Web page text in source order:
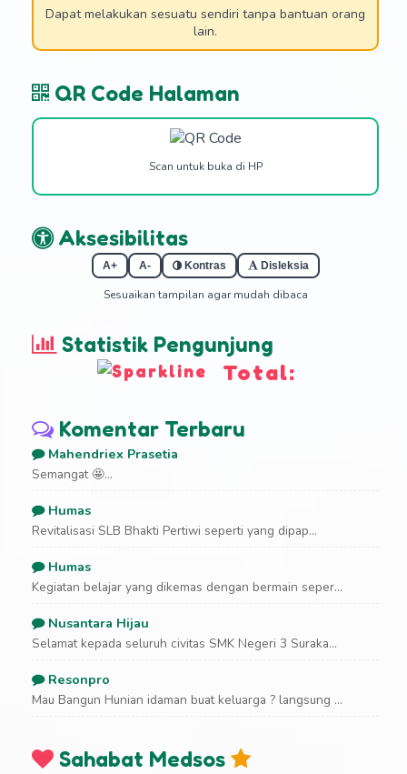
Dapat melakukan sesuatu sendiri tanpa bantuan orang
lain.
QR Code Halaman
Scan untuk buka di HP
Aksesibilitas
A+ A- Kontras Disleksia
Sesuaikan tampilan agar mudah dibaca
Statistik Pengunjung
Total:
Komentar Terbaru
Mahendriex Prasetia
Semangat 🤩...
Humas
Revitalisasi SLB Bhakti Pertiwi seperti yang dipap...
Humas
Kegiatan belajar yang dikemas dengan bermain seper...
Nusantara Hijau
Selamat kepada seluruh civitas SMK Negeri 3 Suraka...
Resonpro
Mau Bangun Hunian idaman buat keluarga ? langsung ...
Sahabat Medsos